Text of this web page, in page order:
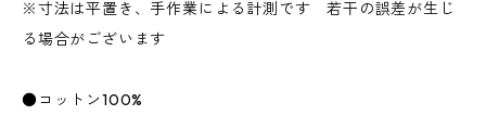
※寸法は平置き、手作業による計測です 若干の誤差が生じ
る場合がございます
●コットン100%